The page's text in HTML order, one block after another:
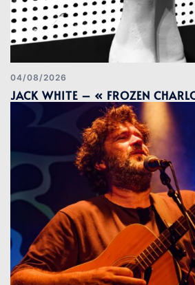
04/08/2026
JACK WHITE – « FROZEN